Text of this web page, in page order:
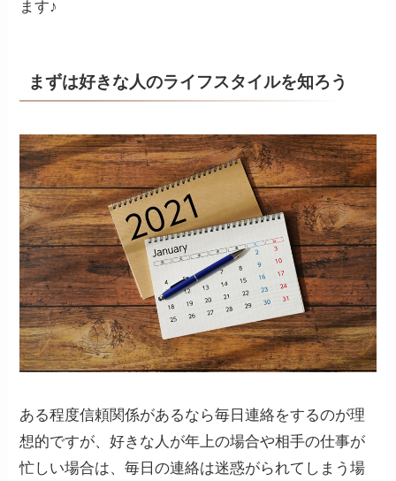
ます♪
まずは好きな人のライフスタイルを知ろう
ある程度信頼関係があるなら毎日連絡をするのが理
想的ですが、好きな人が年上の場合や相手の仕事が
忙しい場合は、毎日の連絡は迷惑がられてしまう場